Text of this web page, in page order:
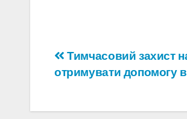
Навігація
записів
Тимчасовий захист
отримувати допомогу